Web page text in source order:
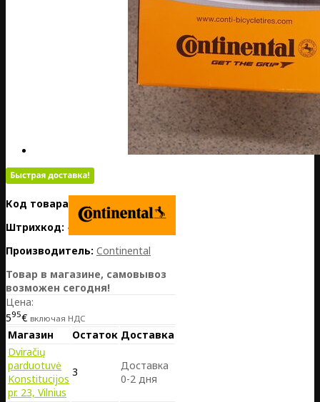
Код товара:
PL01-CO0182311
Штрихкод: 4019238619591
Производитель: Continental
Товар в магазине, самовывоз
возможен сегодня!
Цена:
595€ включая НДС
Магазин Остаток Доставка
Dviračių
parduotuvė
Konstitucijos
pr. 23, Vilnius
3
Доставка
0-2 дня